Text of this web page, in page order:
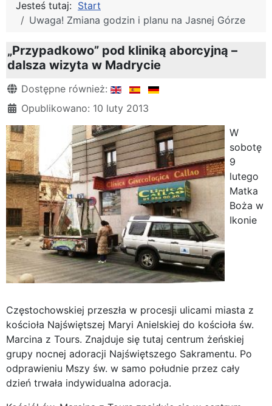
Jesteś tutaj: Start
Uwaga! Zmiana godzin i planu na Jasnej Górze
„Przypadkowo” pod kliniką aborcyjną –
dalsza wizyta w Madrycie
Szczegóły
Dostępne również:
Opublikowano: 10 luty 2013
W
sobotę
9
lutego
Matka
Boża w
Ikonie
Częstochowskiej przeszła w procesji ulicami miasta z
kościoła Najświętszej Maryi Anielskiej do kościoła św.
Marcina z Tours. Znajduje się tutaj centrum żeńskiej
grupy nocnej adoracji Najświętszego Sakramentu. Po
odprawieniu Mszy św. w samo południe przez cały
dzień trwała indywidualna adoracja.